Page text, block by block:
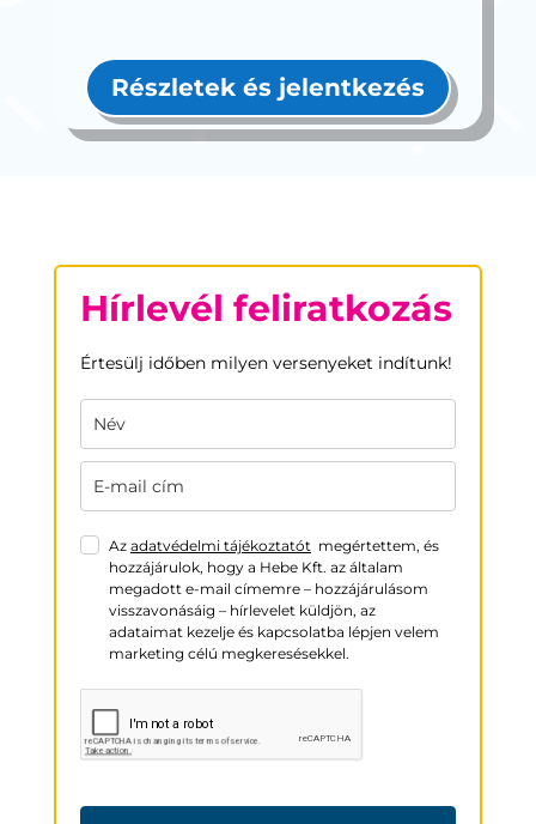
Részletek és jelentkezés
Hírlevél feliratkozás
Értesülj időben milyen versenyeket indítunk!
Az adatvédelmi tájékoztatótmegértettem, és
hozzájárulok, hogy a Hebe Kft. az általam
megadott e-mail címemre – hozzájárulásom
visszavonásáig – hírlevelet küldjön, az
adataimat kezelje és kapcsolatba lépjen velem
marketing célú megkeresésekkel.